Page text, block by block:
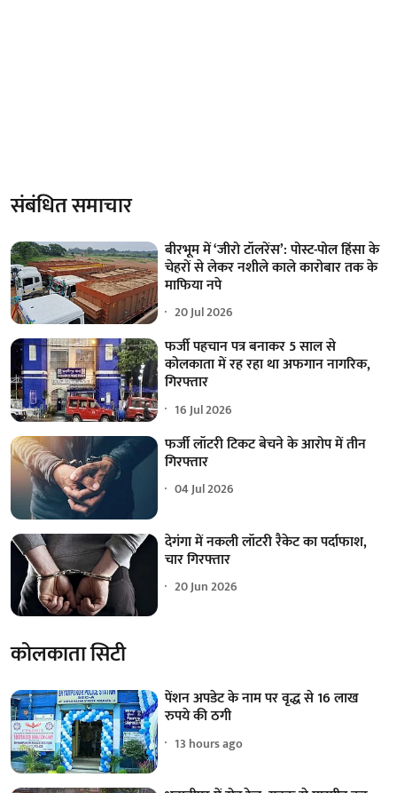
संबंधित समाचार
बीरभूम में ‘जीरो टॉलरेंस’: पोस्ट-पोल हिंसा के
चेहरों से लेकर नशीले काले कारोबार तक के
माफिया नपे
20 Jul 2026
फर्जी पहचान पत्र बनाकर 5 साल से
कोलकाता में रह रहा था अफगान नागरिक,
गिरफ्तार
16 Jul 2026
फर्जी लॉटरी टिकट बेचने के आरोप में तीन
गिरफ्तार
04 Jul 2026
देगंगा में नकली लॉटरी रैकेट का पर्दाफाश,
चार गिरफ्तार
20 Jun 2026
कोलकाता सिटी
पेंशन अपडेट के नाम पर वृद्ध से 16 लाख
रुपये की ठगी
13 hours ago